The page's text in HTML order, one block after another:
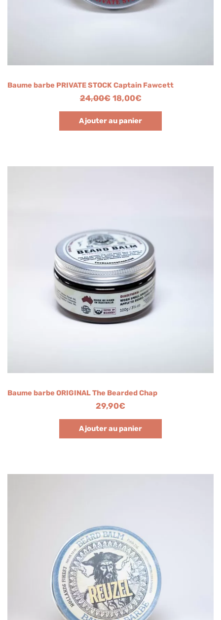
Baume barbe PRIVATE STOCK Captain Fawcett
24,00€ 18,00€
Ajouter au panier
Baume barbe ORIGINAL The Bearded Chap
29,90€
Ajouter au panier